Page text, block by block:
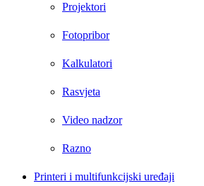
Projektori
Fotopribor
Kalkulatori
Rasvjeta
Video nadzor
Razno
Printeri i multifunkcijski uređaji